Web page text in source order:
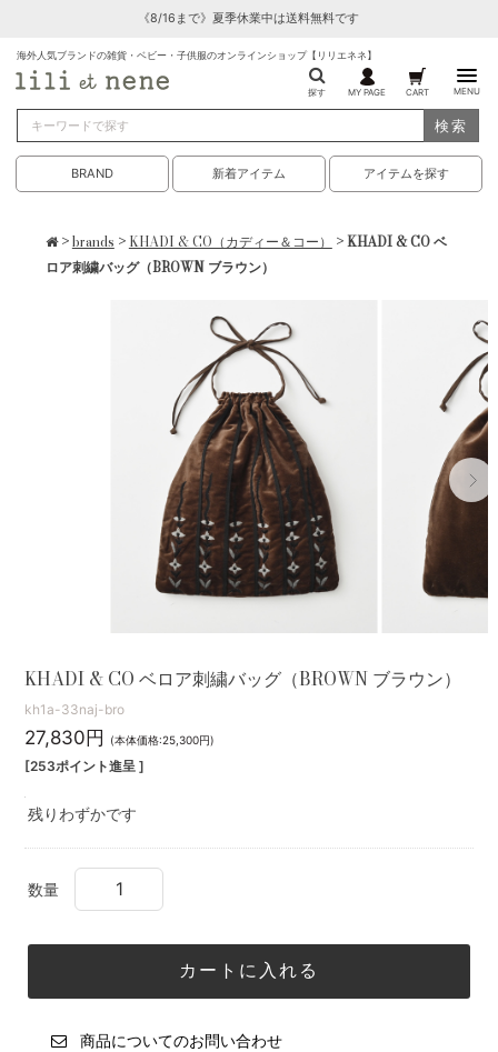
《8/16まで》夏季休業中は送料無料です
海外人気ブランドの雑貨・ベビー・子供服のオンラインショップ【リリエネネ】
探す MY PAGE CART MENU
検索
BRAND 新着アイテム アイテムを探す
>brands > KHADI & CO（カディー＆コー） > KHADI & CO ベ
ロア刺繍バッグ（BROWN ブラウン）
KHADI & CO ベロア刺繍バッグ（BROWN ブラウン）
kh1a-33naj-bro
27,830円 (本体価格:25,300円)
[253ポイント進呈 ]
残りわずかです
数量
商品についてのお問い合わせ